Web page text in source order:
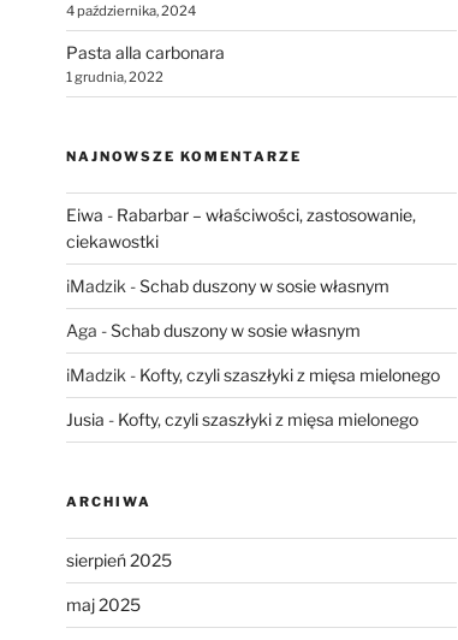
4 października, 2024
Pasta alla carbonara
1 grudnia, 2022
NAJNOWSZE KOMENTARZE
Eiwa - Rabarbar – właściwości, zastosowanie,
ciekawostki
iMadzik -Schab duszony w sosie własnym
Aga -Schab duszony w sosie własnym
iMadzik - Kofty, czyli szaszłyki z mięsa mielonego
Jusia - Kofty, czyli szaszłyki z mięsa mielonego
ARCHIWA
sierpień 2025
maj 2025